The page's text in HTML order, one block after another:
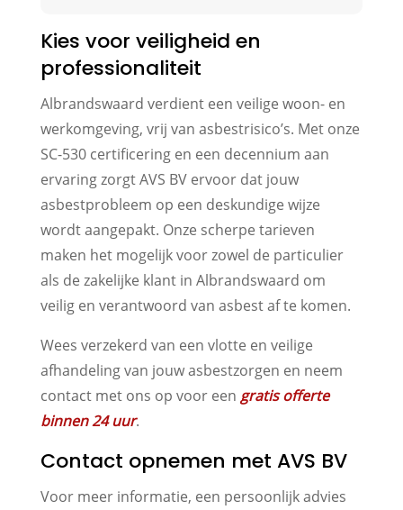
Kies voor veiligheid en
professionaliteit
Albrandswaard verdient een veilige woon- en
werkomgeving, vrij van asbestrisico’s. Met onze
SC-530 certificering en een decennium aan
ervaring zorgt AVS BV ervoor dat jouw
asbestprobleem op een deskundige wijze
wordt aangepakt. Onze scherpe tarieven
maken het mogelijk voor zowel de particulier
als de zakelijke klant in Albrandswaard om
veilig en verantwoord van asbest af te komen.
Wees verzekerd van een vlotte en veilige
afhandeling van jouw asbestzorgen en neem
contact met ons op voor een gratis offerte
binnen 24 uur.
Contact opnemen met AVS BV
Voor meer informatie, een persoonlijk advies